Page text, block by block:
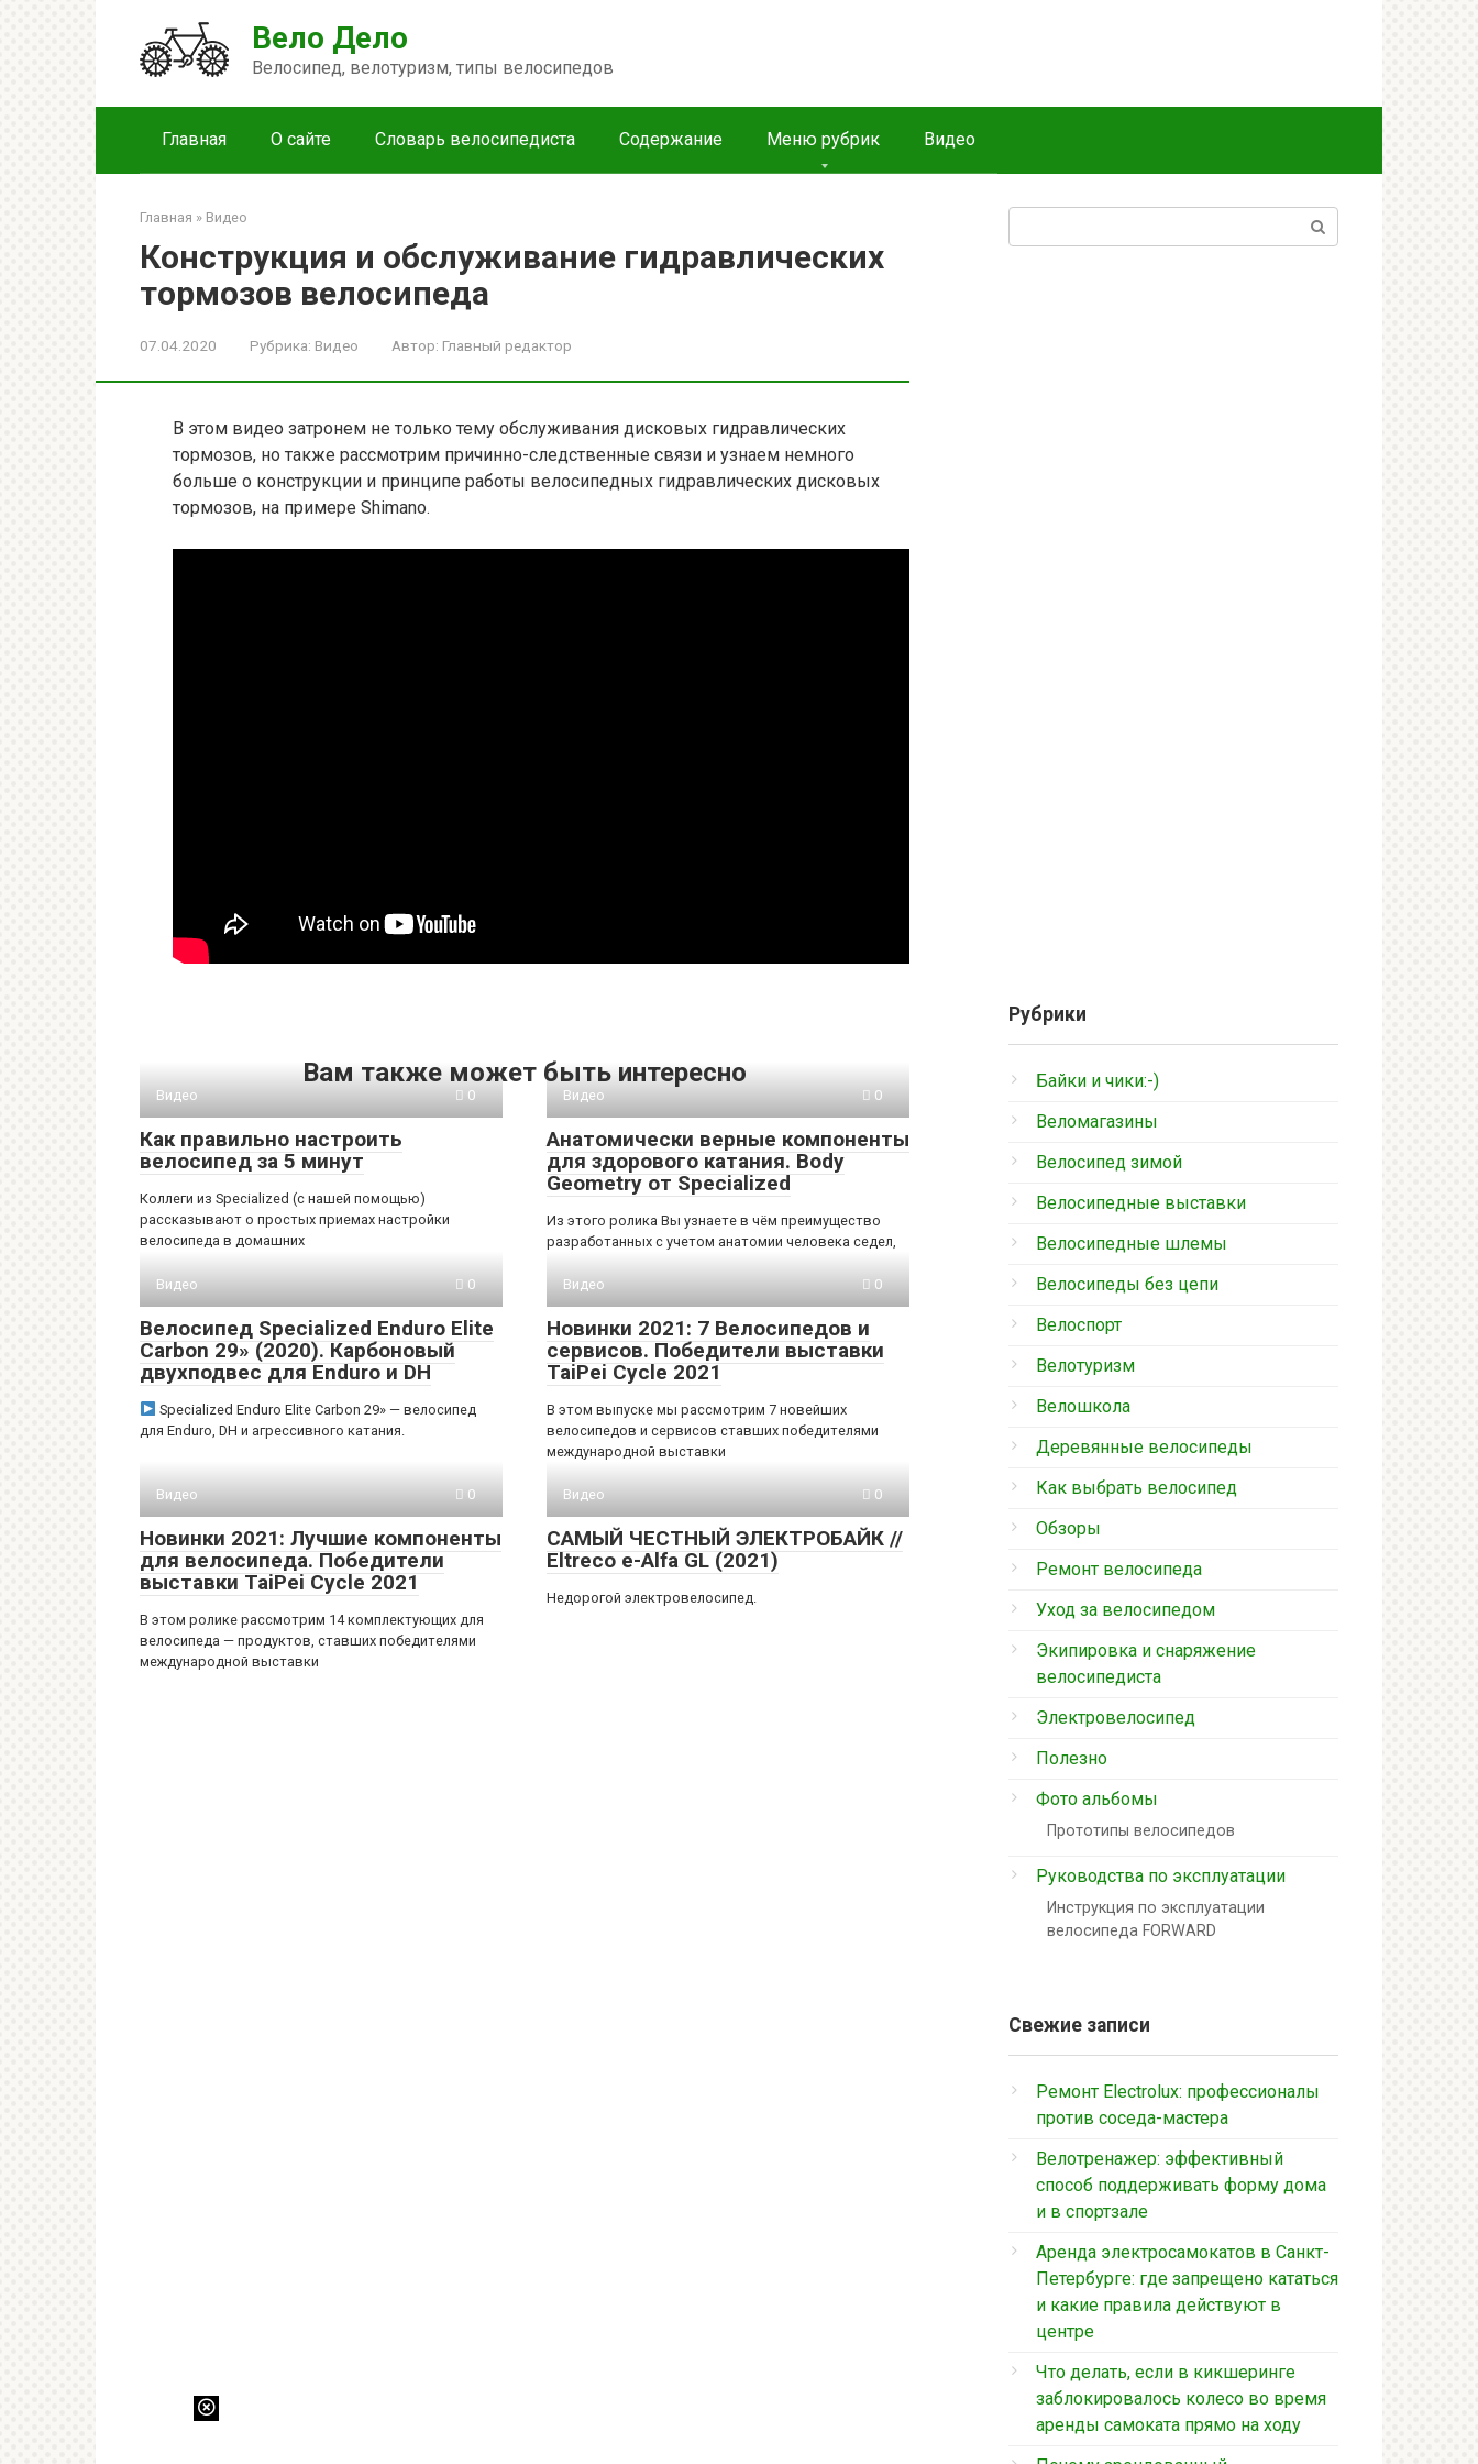
Вело Дело
Велосипед, велотуризм, типы велосипедов
Главная О сайте Словарь велосипедиста Содержание Меню рубрик Видео
Главная » Видео
Конструкция и обслуживание гидравлических
тормозов велосипеда
07.04.2020 Рубрика: Видео Автор: Главный редактор
В этом видео затронем не только тему обслуживания дисковых гидравлических
тормозов, но также рассмотрим причинно-следственные связи и узнаем немного
больше о конструкции и принципе работы велосипедных гидравлических дисковых
тормозов, на примере Shimano.
Вам также может быть интересно
Видео 0
Как правильно настроить
велосипед за 5 минут
Коллеги из Specialized (с нашей помощью)
рассказывают о простых приемах настройки
велосипеда в домашних
Видео 0
Анатомически верные компоненты
для здорового катания. Body
Geometry от Specialized
Из этого ролика Вы узнаете в чём преимущество
разработанных с учетом анатомии человека седел,
Видео 0
Велосипед Specialized Enduro Elite
Carbon 29» (2020). Карбоновый
двухподвес для Enduro и DH
Specialized Enduro Elite Carbon 29» — велосипед
для Enduro, DH и агрессивного катания.
Видео 0
Новинки 2021: 7 Велосипедов и
сервисов. Победители выставки
TaiPei Cycle 2021
В этом выпуске мы рассмотрим 7 новейших
велосипедов и сервисов ставших победителями
международной выставки
Видео 0
Новинки 2021: Лучшие компоненты
для велосипеда. Победители
выставки TaiPei Cycle 2021
В этом ролике рассмотрим 14 комплектующих для
велосипеда — продуктов, ставших победителями
международной выставки
Видео 0
САМЫЙ ЧЕСТНЫЙ ЭЛЕКТРОБАЙК //
Eltreco e-Alfa GL (2021)
Недорогой электровелосипед.
Рубрики
Байки и чики:-)
Веломагазины
Велосипед зимой
Велосипедные выставки
Велосипедные шлемы
Велосипеды без цепи
Велоспорт
Велотуризм
Велошкола
Деревянные велосипеды
Как выбрать велосипед
Обзоры
Ремонт велосипеда
Уход за велосипедом
Экипировка и снаряжение
велосипедиста
Электровелосипед
Полезно
Фото альбомы
Прототипы велосипедов
Руководства по эксплуатации
Инструкция по эксплуатации
велосипеда FORWARD
Свежие записи
Ремонт Electrolux: профессионалы
против соседа-мастера
Велотренажер: эффективный
способ поддерживать форму дома
и в спортзале
Аренда электросамокатов в Санкт-
Петербурге: где запрещено кататься
и какие правила действуют в
центре
Что делать, если в кикшеринге
заблокировалось колесо во время
аренды самоката прямо на ходу